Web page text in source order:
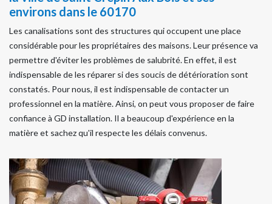
environs dans le 60170
Les canalisations sont des structures qui occupent une place
considérable pour les propriétaires des maisons. Leur présence va
permettre d'éviter les problèmes de salubrité. En effet, il est
indispensable de les réparer si des soucis de détérioration sont
constatés. Pour nous, il est indispensable de contacter un
professionnel en la matière. Ainsi, on peut vous proposer de faire
confiance à GD installation. Il a beaucoup d'expérience en la
matière et sachez qu'il respecte les délais convenus.